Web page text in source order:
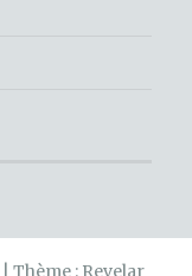
Thème : Revelar